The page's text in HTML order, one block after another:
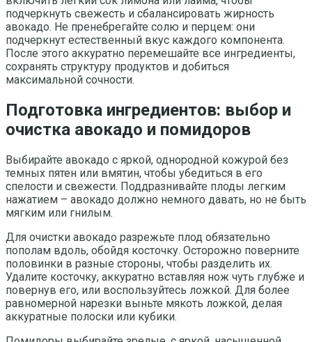
подчеркнуть свежесть и сбалансировать жирность
авокадо. Не пренебрегайте солю и перцем: они
подчеркнут естественный вкус каждого компонента.
После этого аккуратно перемешайте все ингредиенты,
сохранять структуру продуктов и добиться
максимальной сочности.
Подготовка ингредиентов: выбор и
очистка авокадо и помидоров
Выбирайте авокадо с яркой, однородной кожурой без
темных пятен или вмятин, чтобы убедиться в его
спелости и свежести. Поддразнивайте плоды легким
нажатием – авокадо должно немного давать, но не быть
мягким или гнилым.
Для очистки авокадо разрежьте плод обязательно
пополам вдоль, обойдя косточку. Осторожно поверните
половинки в разные стороны, чтобы разделить их.
Удалите косточку, аккуратно вставляя нож чуть глубже и
повернув его, или воспользуйтесь ложкой. Для более
равномерной нарезки выньте мякоть ложкой, делая
аккуратные полоски или кубики.